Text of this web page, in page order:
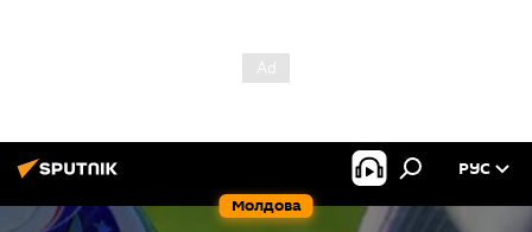
Молдова
РУС